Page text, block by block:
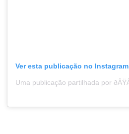
Ver esta publicação no Instagram